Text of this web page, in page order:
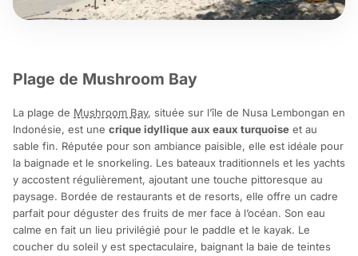
Plage de Mushroom Bay
La plage de Mushroom Bay, située sur l’île de Nusa Lembongan en
Indonésie, est une crique idyllique aux eaux turquoise et au
sable fin. Réputée pour son ambiance paisible, elle est idéale pour
la baignade et le snorkeling. Les bateaux traditionnels et les yachts
y accostent régulièrement, ajoutant une touche pittoresque au
paysage. Bordée de restaurants et de resorts, elle offre un cadre
parfait pour déguster des fruits de mer face à l’océan. Son eau
calme en fait un lieu privilégié pour le paddle et le kayak. Le
coucher du soleil y est spectaculaire, baignant la baie de teintes